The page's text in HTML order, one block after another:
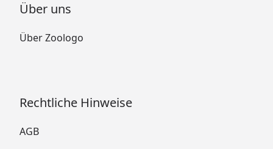
Über uns
Über Zoologo
Rechtliche Hinweise
AGB